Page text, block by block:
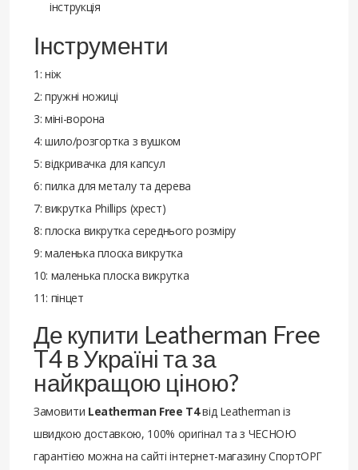
інструкція
Інструменти
1: ніж
2: пружні ножиці
3: міні-ворона
4: шило/розгортка з вушком
5: відкривачка для капсул
6: пилка для металу та дерева
7: викрутка Phillips (хрест)
8: плоска викрутка середнього розміру
9: маленька плоска викрутка
10: маленька плоска викрутка
11: пінцет
Де купити Leatherman Free
T4 в Україні та за
найкращою ціною?
Замовити Leatherman Free T4від Leatherman із
швидкою доставкою, 100% оригінал та з ЧЕСНОЮ
гарантією можна на сайті інтернет-магазину СпортОРГ